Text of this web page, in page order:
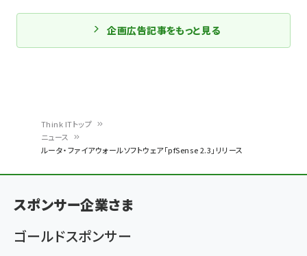
ン
く
ず
Think ITトップ
ニュース
ルータ・ファイアウォールソフトウェア「pfSense 2.3」リリース
企画広告記事をもっと見る
スポンサー企業さま
ゴールドスポンサー